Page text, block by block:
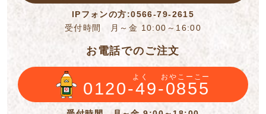
IPフォンの方:0566-79-2615
受付時間 月～金 10:00～16:00
お電話でのご注文
よく おやこーこー
0120-49-0855